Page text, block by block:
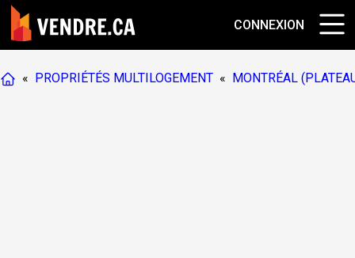
CONNEXION
« PROPRIÉTÉS MULTILOGEMENT « MONTRÉAL